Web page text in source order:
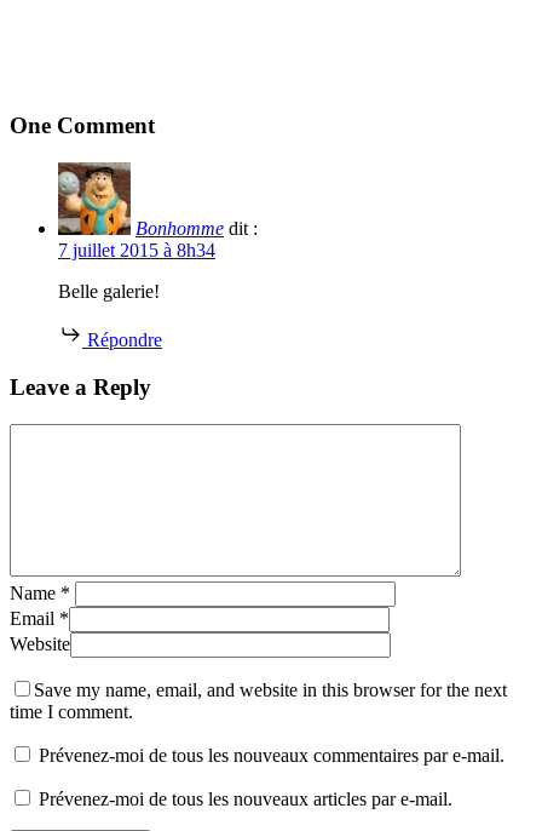
One Comment
Bonhomme dit :
7 juillet 2015 à 8h34
Belle galerie!
Répondre
Leave a Reply
Name *
Email *
Website
Save my name, email, and website in this browser for the next
time I comment.
Prévenez-moi de tous les nouveaux commentaires par e-mail.
Prévenez-moi de tous les nouveaux articles par e-mail.